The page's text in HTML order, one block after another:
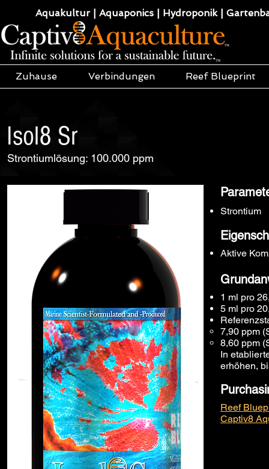
Aquakultur | Aquaponics | Hydroponik |
Zuhause Verbindungen Reef Blueprint
Isol8 Sr
Strontiumlösung: 100.000 ppm
Strontium
Aktive
1 ml pro
5 ml pro
7,90 ppm
8,60 ppm
In
erhöhen,
Reef
Captiv8